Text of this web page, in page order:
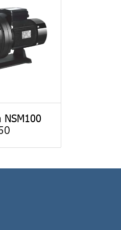
NSM100